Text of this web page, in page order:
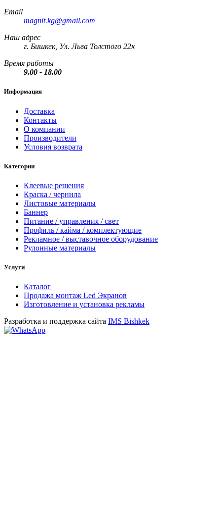
Email
magnit.kg@gmail.com
Наш адрес
г. Бишкек, Ул. Льва Толстого 22к
Время работы
9.00 - 18.00
Информация
Доставка
Контакты
О компании
Производители
Условия возврата
Категории
Клеевые решения
Краска / чернила
Листовые материалы
Баннер
Питание / управления / свет
Профиль / кайма / комплектующие
Рекламное / выставочное оборудование
Рулонные материалы
Услуги
Каталог
Продажа монтаж Led Экранов
Изготовление и установка рекламы
Разработка и поддержка сайта IMS Bishkek